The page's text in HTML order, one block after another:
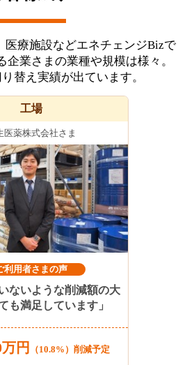
医療施設などエネチェンジBizで
企業さまの業種や規模は様々。
替え実績が出ています。
工場
医薬株式会社さま
利用者さまの声
ないような削減額の大
も満足しています」
円 （10.8%）削減予定